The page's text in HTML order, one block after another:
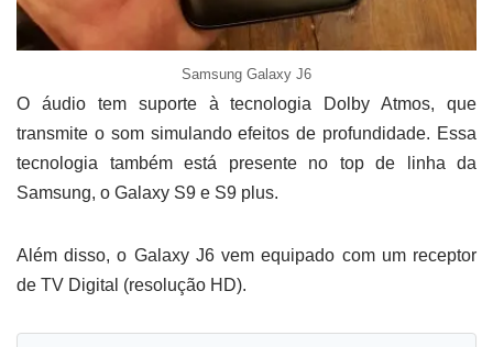
Samsung Galaxy J6
O áudio tem suporte à tecnologia Dolby Atmos, que
transmite o som simulando efeitos de profundidade. Essa
tecnologia também está presente no top de linha da
Samsung, o Galaxy S9 e S9 plus.
Além disso, o Galaxy J6 vem equipado com um receptor
de TV Digital (resolução HD).